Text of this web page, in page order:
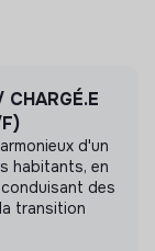
n'a pas
d'un
habitants, en
des
transition